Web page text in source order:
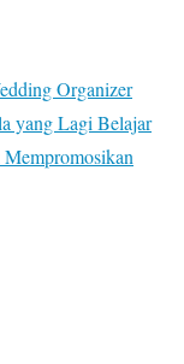
Organizer
yang Lagi Belajar